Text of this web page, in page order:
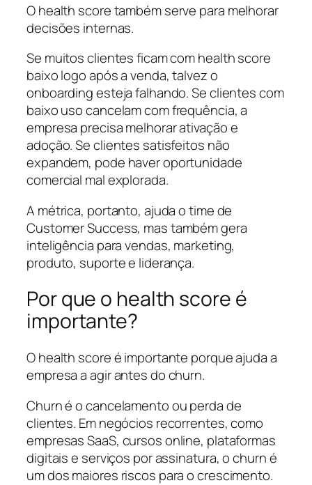
O health score também serve para melhorar
decisões internas.
Se muitos clientes ficam com health score
baixo logo após a venda, talvez o
onboarding esteja falhando. Se clientes com
baixo uso cancelam com frequência, a
empresa precisa melhorar ativação e
adoção. Se clientes satisfeitos não
expandem, pode haver oportunidade
comercial mal explorada.
A métrica, portanto, ajuda o time de
Customer Success, mas também gera
inteligência para vendas, marketing,
produto, suporte e liderança.
Por que o health score é
importante?
O health score é importante porque ajuda a
empresa a agir antes do churn.
Churn é o cancelamento ou perda de
clientes. Em negócios recorrentes, como
empresas SaaS, cursos online, plataformas
digitais e serviços por assinatura, o churn é
um dos maiores riscos para o crescimento.